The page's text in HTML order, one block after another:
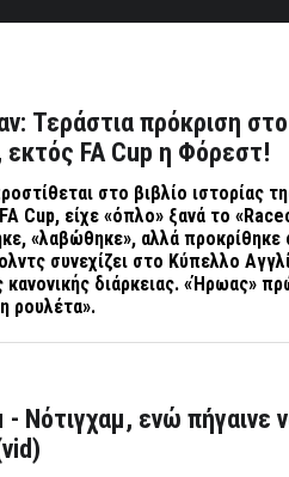
Τεράστια πρόκριση στο
FA Cup η Φόρεστ!
στο βιβλίο ιστορίας
FA Cup, είχε «όπλο» ξανά το «
«λαβώθηκε», αλλά
συνεχίζει στο Κύπελλο
διάρκειας. «Ήρωας»
ρουλέτα».
Νότιγχαμ, ενώ πήγαινε